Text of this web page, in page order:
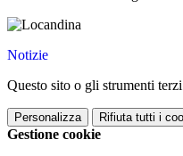
Notizie
Questo sito o gli strumenti
Personalizza Rifiuta tutti i
Gestione cookie